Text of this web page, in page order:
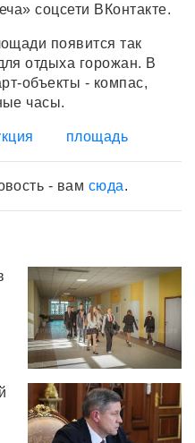
соцсети ВКонтакте.
появится так
отдыха горожан. В
объекты - компас,
часы.
площадь
- вам сюда.